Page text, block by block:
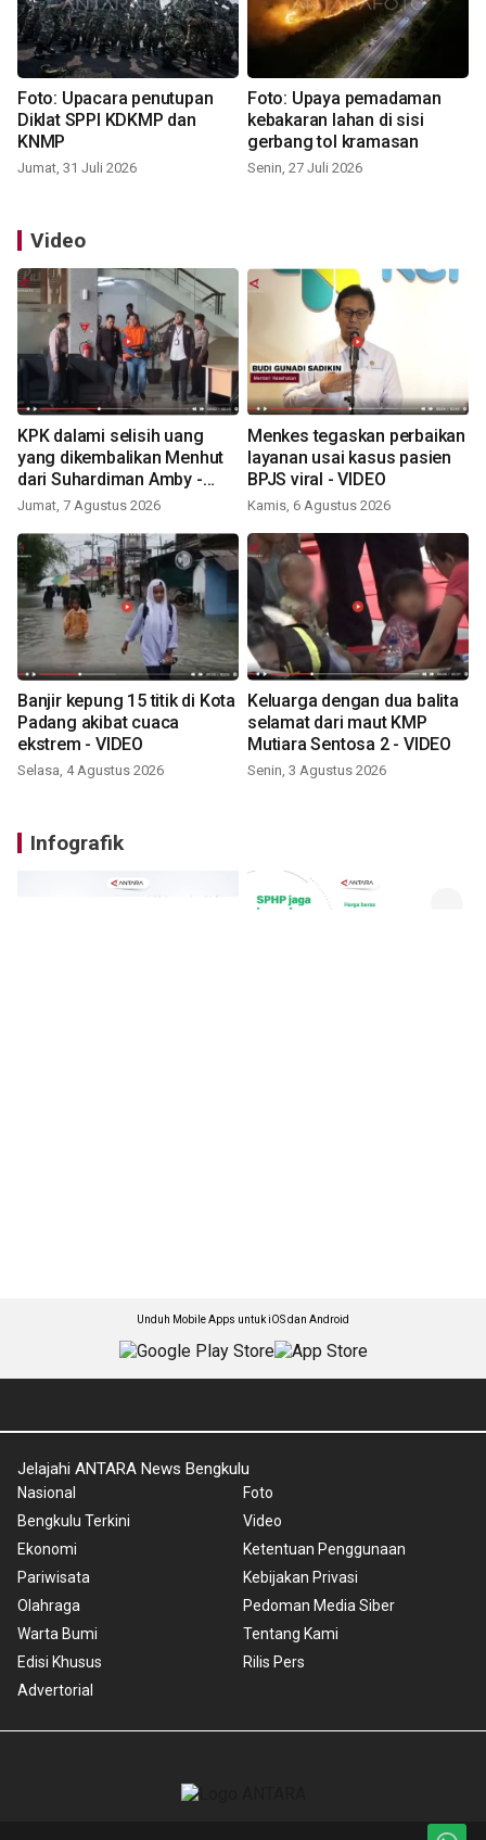
Foto: Upacara penutupan
Diklat SPPI KDKMP dan
KNMP
Jumat, 31 Juli 2026
Foto: Upaya pemadaman
kebakaran lahan di sisi
gerbang tol kramasan
Senin, 27 Juli 2026
Video
KPK dalami selisih uang
yang dikembalikan Menhut
dari Suhardiman Amby -
VIDEO
Jumat, 7 Agustus 2026
Menkes tegaskan perbaikan
layanan usai kasus pasien
BPJS viral - VIDEO
Kamis, 6 Agustus 2026
Banjir kepung 15 titik di Kota
Padang akibat cuaca
ekstrem - VIDEO
Selasa, 4 Agustus 2026
Keluarga dengan dua balita
selamat dari maut KMP
Mutiara Sentosa 2 - VIDEO
Senin, 3 Agustus 2026
Infografik
Unduh Mobile Apps untuk iOS dan Android
Jelajahi ANTARA News Bengkulu
Nasional
Bengkulu Terkini
Ekonomi
Pariwisata
Olahraga
Warta Bumi
Edisi Khusus
Advertorial
Foto
Video
Ketentuan Penggunaan
Kebijakan Privasi
Pedoman Media Siber
Tentang Kami
Rilis Pers